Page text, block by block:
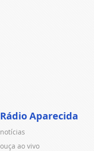
Rádio Aparecida
notícias
ouça ao vivo